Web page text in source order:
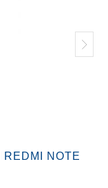
NOTE